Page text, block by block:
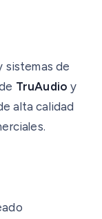
sistemas de
TruAudio y
alta calidad